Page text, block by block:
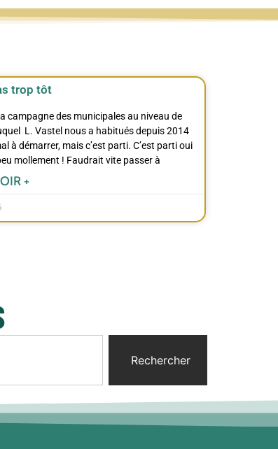
trop tôt
campagne des municipales au niveau de
L. Vastel nous a habitués depuis 2014
à démarrer, mais c’est parti. C’est parti oui
mollement ! Faudrait vite passer à
+
Rechercher